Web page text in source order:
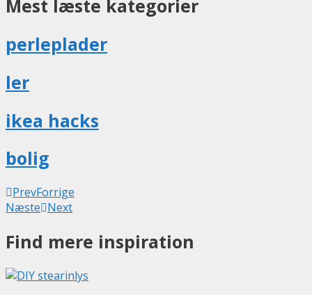
Mest læste kategorier
perleplader
ler
ikea hacks
bolig
PrevForrige
Næste Next
Find mere inspiration